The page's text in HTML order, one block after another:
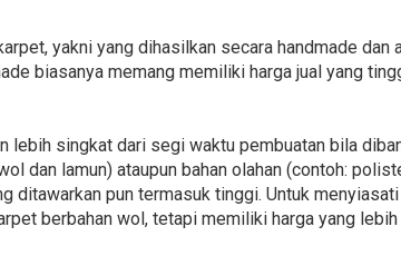
yakni yang dihasilkan secara handmade dan
biasanya memang memiliki harga jual yang
lebih singkat dari segi waktu pembuatan bila
dan lamun) ataupun bahan olahan (contoh:
ditawarkan pun termasuk tinggi. Untuk
berbahan wol, tetapi memiliki harga yang lebih